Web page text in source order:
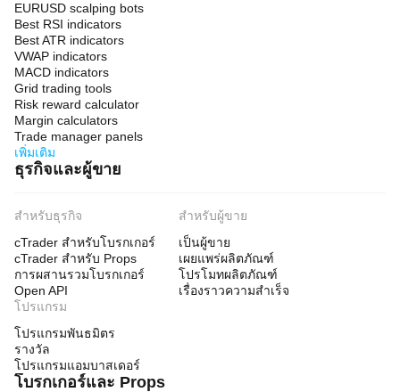
EURUSD scalping bots
Best RSI indicators
Best ATR indicators
VWAP indicators
MACD indicators
Grid trading tools
Risk reward calculator
Margin calculators
Trade manager panels
เพิ่มเติม
ธุรกิจและผู้ขาย
สำหรับธุรกิจ
cTrader สำหรับโบรกเกอร์
cTrader สำหรับ Props
การผสานรวมโบรกเกอร์
Open API
สำหรับผู้ขาย
เป็นผู้ขาย
เผยแพร่ผลิตภัณฑ์
โปรโมทผลิตภัณฑ์
เรื่องราวความสำเร็จ
โปรแกรม
โปรแกรมพันธมิตร
รางวัล
โปรแกรมแอมบาสเดอร์
โบรกเกอร์และ Props